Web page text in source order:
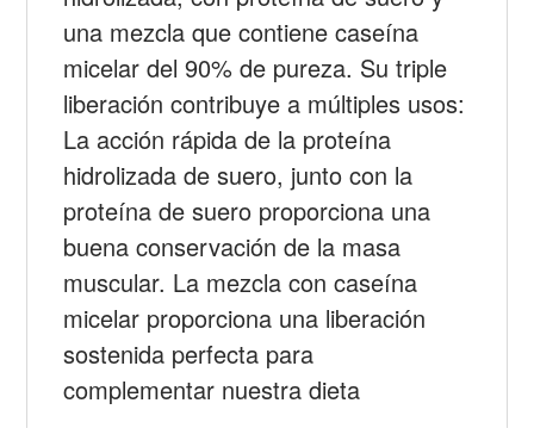
una mezcla que contiene caseína
micelar del 90% de pureza. Su triple
liberación contribuye a múltiples usos:
La acción rápida de la proteína
hidrolizada de suero, junto con la
proteína de suero proporciona una
buena conservación de la masa
muscular. La mezcla con caseína
micelar proporciona una liberación
sostenida perfecta para
complementar nuestra dieta